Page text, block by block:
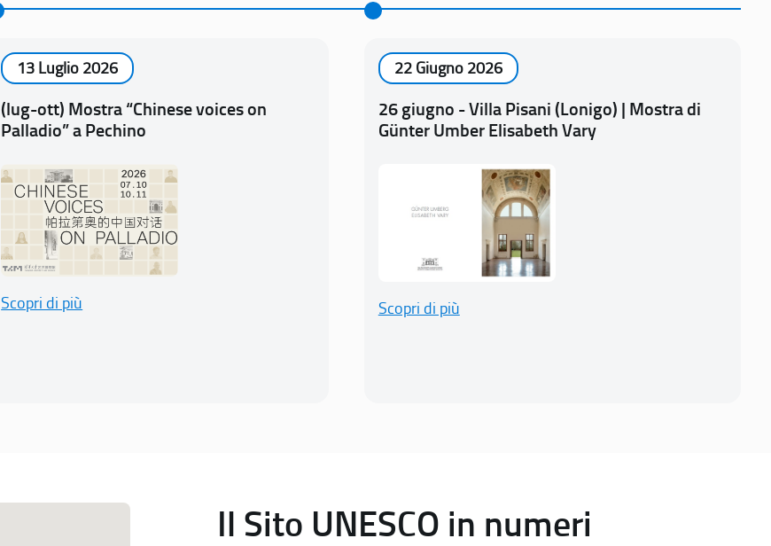
13 Luglio 2026
(lug-ott) Mostra “Chinese voices on
Palladio” a Pechino
Scopri di più
22 Giugno 2026
26 giugno - Villa Pisani (Lonigo) | Mostra di
Günter Umber Elisabeth Vary
Scopri di più
Il Sito UNESCO in numeri